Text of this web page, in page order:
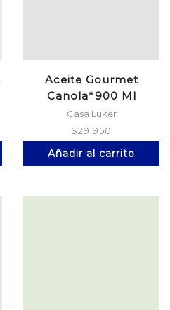
Aceite Gourmet
Canola*900 Ml
Casa Luker
$29,950
Añadir al carrito